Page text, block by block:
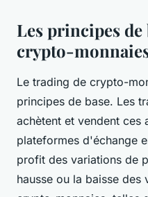
Les principes
crypto-
Le trading de crypto-
principes de base. Les
achètent et vendent ces
plateformes d'échange
profit des variations de
hausse ou la baisse des